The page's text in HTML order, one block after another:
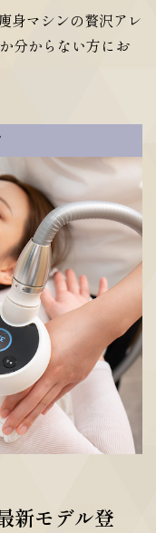
身マシンの贅沢アレ
分からない方にお
新モデル登